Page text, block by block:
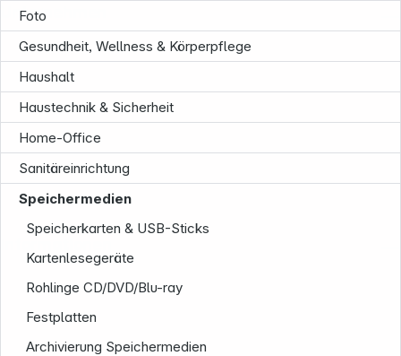
Foto
Gesundheit, Wellness & Körperpflege
Haushalt
Haustechnik & Sicherheit
Home-Office
Sanitäreinrichtung
Speichermedien
Speicherkarten & USB-Sticks
Kartenlesegeräte
Rohlinge CD/DVD/Blu-ray
Festplatten
Archivierung Speichermedien
Unternehmen